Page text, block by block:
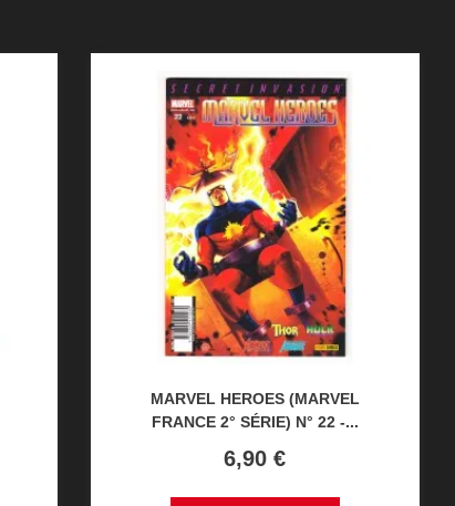
MARVEL HEROES (MARVEL
FRANCE 2° SÉRIE) N° 22 -...
Prix
6,90 €